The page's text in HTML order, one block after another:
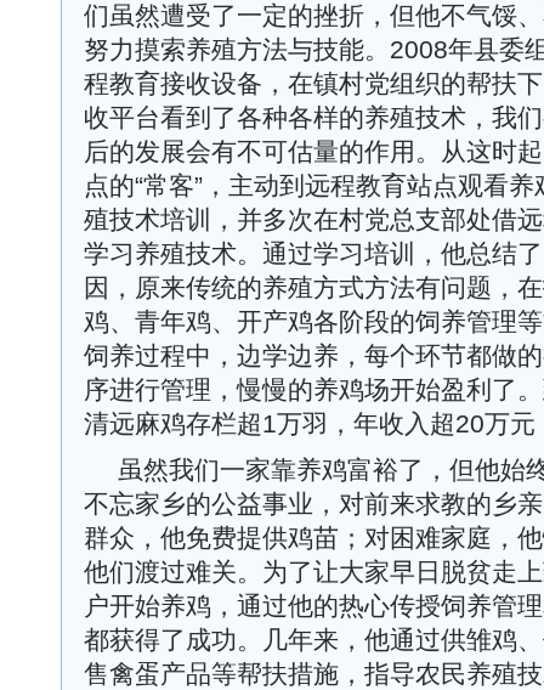
们虽然遭受了一定的挫折，但他不气馁
努力摸索养殖方法与技能。2008年县委
程教育接收设备，在镇村党组织的帮扶
收平台看到了各种各样的养殖技术，我
后的发展会有不可估量的作用。从这时
点的“常客”，主动到远程教育站点观看
殖技术培训，并多次在村党总支部处借
学习养殖技术。通过学习培训，他总结
因，原来传统的养殖方式方法有问题，
鸡、青年鸡、开产鸡各阶段的饲养管理
饲养过程中，边学边养，每个环节都做
序进行管理，慢慢的养鸡场开始盈利了
清远麻鸡存栏超1万羽，年收入超20万
虽然我们一家靠养鸡富裕了，但他始
不忘家乡的公益事业，对前来求教的乡
群众，他免费提供鸡苗；对困难家庭，
他们渡过难关。为了让大家早日脱贫走
户开始养鸡，通过他的热心传授饲养管
都获得了成功。几年来，他通过供雏鸡
售禽蛋产品等帮扶措施，指导农民养殖